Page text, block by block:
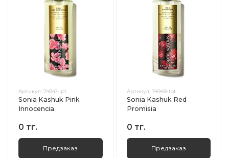
Артикул: 74947-lpt
Sonia Kashuk Pink
Innocencia
0 тг.
Предзаказ
Артикул: 74948-lpt
Sonia Kashuk Red
Promisia
0 тг.
Предзаказ